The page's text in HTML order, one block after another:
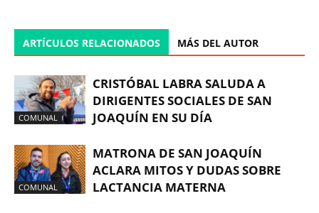
ARTÍCULOS RELACIONADOS MÁS DEL AUTOR
COMUNAL
CRISTÓBAL LABRA SALUDA A
DIRIGENTES SOCIALES DE SAN
JOAQUÍN EN SU DÍA
COMUNAL
MATRONA DE SAN JOAQUÍN
ACLARA MITOS Y DUDAS SOBRE
LACTANCIA MATERNA